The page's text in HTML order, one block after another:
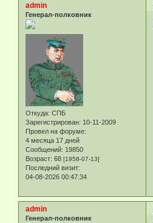
admin
Генерал-полковник
Откуда: СПБ
Зарегистрирован: 10-11-2009
Провел на форуме:
4 месяца 17 дней
Сообщений: 19850
Возраст: 68 [1958-07-13]
Последний визит:
04-08-2026 00:47:34
admin
Генерал-полковник